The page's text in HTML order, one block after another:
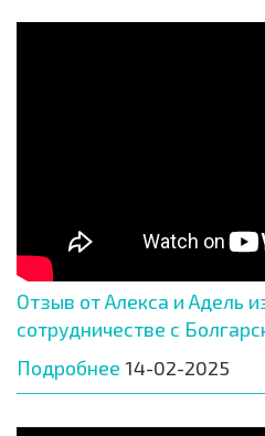
Отзыв от Алекса и Адель
сотрудничестве с
Подробнее 14-02-2025